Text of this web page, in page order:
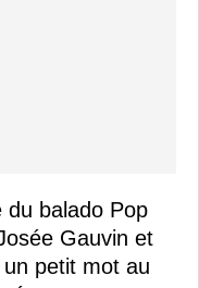
du balado Pop
Gauvin et
petit mot au